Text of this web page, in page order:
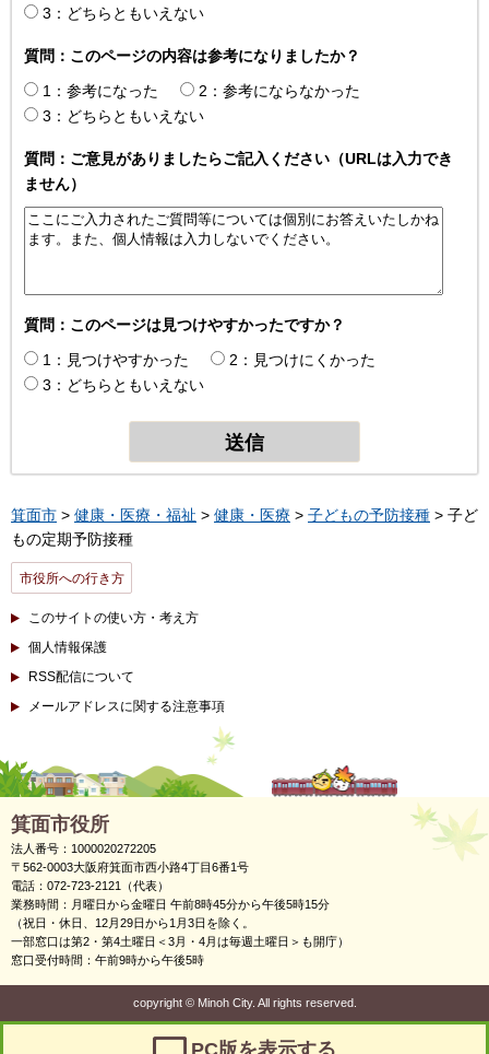
3：どちらともいえない
質問：このページの内容は参考になりましたか？
1：参考になった
2：参考にならなかった
3：どちらともいえない
質問：ご意見がありましたらご記入ください（URLは入力でき
ません）
質問：このページは見つけやすかったですか？
1：見つけやすかった
2：見つけにくかった
3：どちらともいえない
箕面市 > 健康・医療・福祉 > 健康・医療 > 子どもの予防接種 > 子ど
もの定期予防接種
市役所への行き方
このサイトの使い方・考え方
個人情報保護
RSS配信について
メールアドレスに関する注意事項
箕面市役所
法人番号：1000020272205
〒562-0003大阪府箕面市西小路4丁目6番1号
電話：072-723-2121（代表）
業務時間：月曜日から金曜日 午前8時45分から午後5時15分
（祝日・休日、12月29日から1月3日を除く。
一部窓口は第2・第4土曜日＜3月・4月は毎週土曜日＞も開庁）
窓口受付時間：午前9時から午後5時
copyright ©Minoh City. All rights reserved.
PC版を表示する